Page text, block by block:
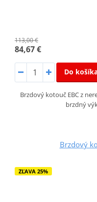
113,00 €
84,67 €
Do
Brzdový kotouč EBC z
brzdný
Brzdový
ZĽAVA 25%